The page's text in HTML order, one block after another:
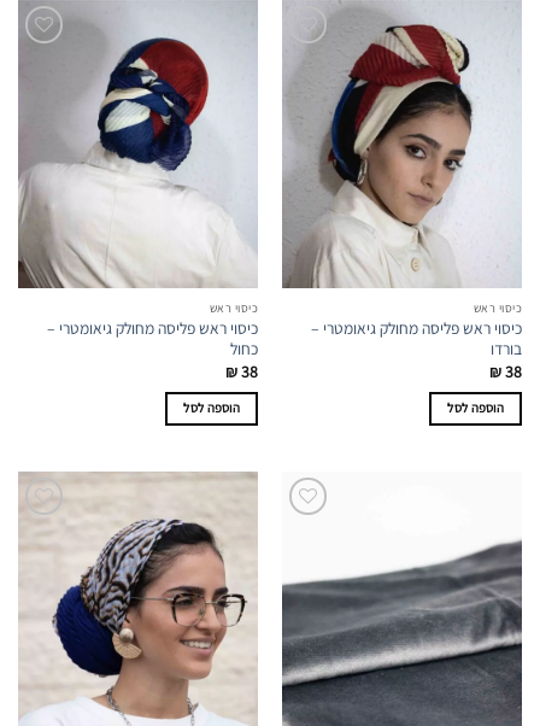
כיסוי ראש
כיסוי ראש פליסה מחולק גיאומטרי –
בורדו
₪38
הוספה לסל
כיסוי ראש
כיסוי ראש פליסה מחולק גיאומטרי –
כחול
₪38
הוספה לסל